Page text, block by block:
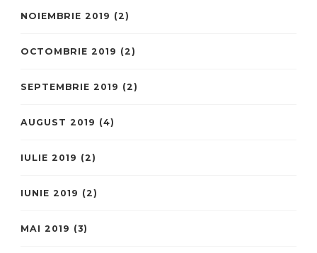
NOIEMBRIE 2019 (2)
OCTOMBRIE 2019 (2)
SEPTEMBRIE 2019 (2)
AUGUST 2019 (4)
IULIE 2019 (2)
IUNIE 2019 (2)
MAI 2019 (3)